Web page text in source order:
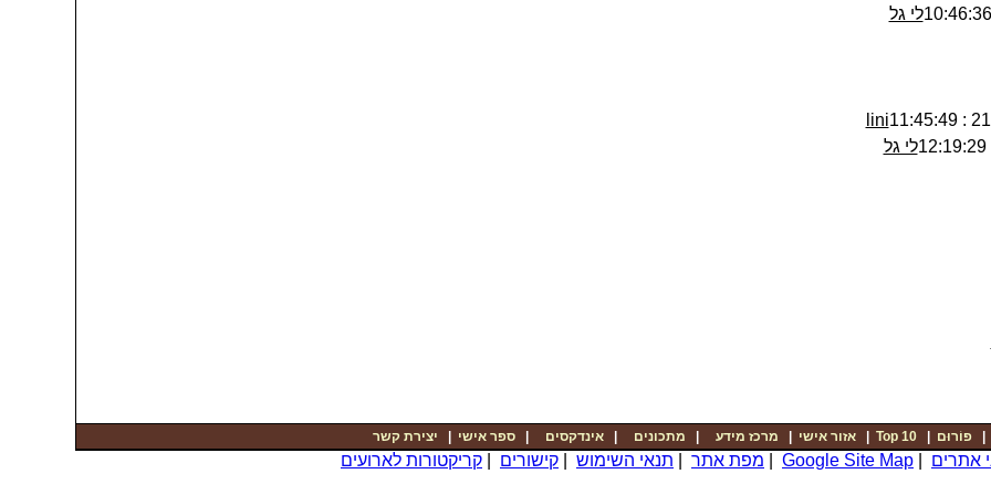
לי גל
21/
lini
לי גל
|פוֹרוּם |
Top 10
|אזור אישי מרכז מידע מתכונים |אינדקסים |ספר אישי יצירת קשר
אתרים Google Site Map מפת אתר תנאי השימוש קישורים קריקטורות לארועים